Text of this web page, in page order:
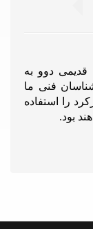
دوو به
فنی ما
را استفاده
بود.